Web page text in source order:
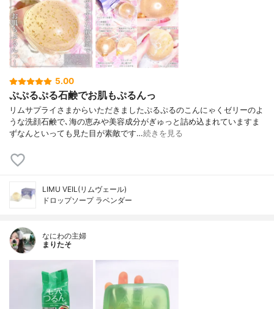
5.00
ぷぷるぷる石鹸でお肌もぷるんっ
リムサプライさまからいただきましたぷるぷるのこんにゃくゼリーのよ
うな洗顔石鹸で､海の恵みや美容成分がぎゅっと詰め込まれていますま
ずなんといっても見た目が素敵です…続きを見る
LIMU VEIL(リムヴェール)
ドロップソープ ラベンダー
なにわの主婦
まりたそ